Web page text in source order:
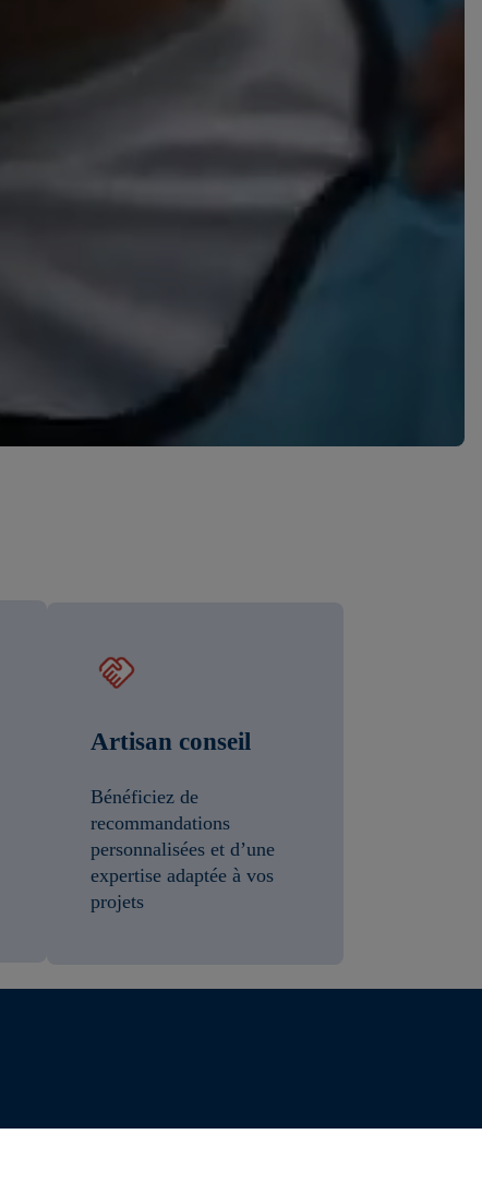
Artisan conseil
Bénéficiez de
recommandations
personnalisées et d’une
expertise adaptée à vos
projets